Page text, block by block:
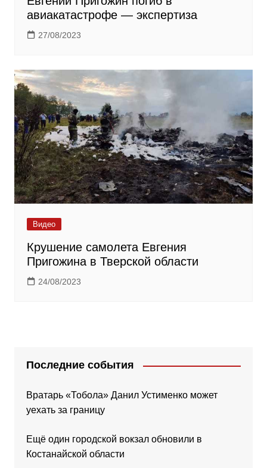
авиакатастрофе — экспертиза
27/08/2023
Видео
Крушение самолета Евгения
Пригожина в Тверской области
24/08/2023
Последние события
Вратарь «Тобола» Данил Устименко может
уехать за границу
Ещё один городской вокзал обновили в
Костанайской области